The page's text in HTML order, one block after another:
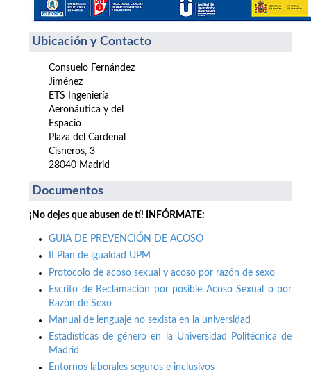
Ubicación y Contacto
Consuelo Fernández
Jiménez
ETS Ingeniería
Aeronáutica y del
Espacio
Plaza del Cardenal
Cisneros, 3
28040 Madrid
Documentos
¡No dejes que abusen de tí! INFÓRMATE:
GUIA DE PREVENCIÓN DE ACOSO
II Plan de igualdad UPM
Protocolo de acoso sexual y acoso por razón de sexo
Escrito de Reclamación por posible Acoso Sexual o por
Razón de Sexo
Manual de lenguaje no sexista en la universidad
Estadísticas de género en la Universidad Politécnica de
Madrid
Entornos laborales seguros e inclusivos